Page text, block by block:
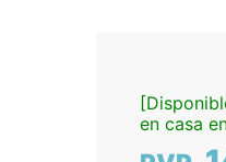
en casa